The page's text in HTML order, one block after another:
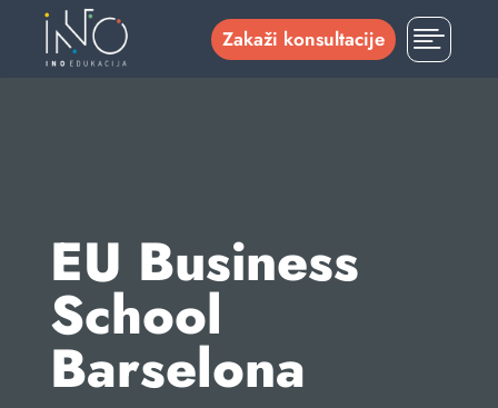
Zakaži konsultacije 
EU Business
School
Barselona